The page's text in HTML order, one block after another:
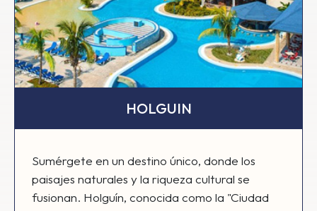
HOLGUIN
Sumérgete en un destino único, donde los
paisajes naturales y la riqueza cultural se
fusionan. Holguín, conocida como la "Ciudad